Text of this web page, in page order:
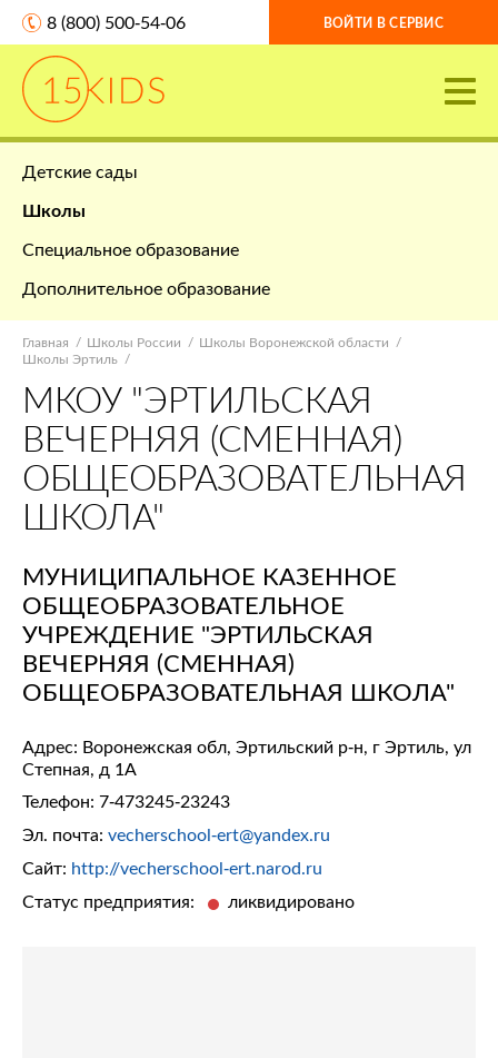
8 (800) 500-54-06 ВОЙТИ В СЕРВИС
Детские сады
Школы
Специальное образование
Дополнительное образование
Главная Школы России
Школы Воронежской области
Школы Эртиль
МКОУ "ЭРТИЛЬСКАЯ
ВЕЧЕРНЯЯ (СМЕННАЯ)
ОБЩЕОБРАЗОВАТЕЛЬНАЯ
ШКОЛА"
МУНИЦИПАЛЬНОЕ КАЗЕННОЕ
ОБЩЕОБРАЗОВАТЕЛЬНОЕ
УЧРЕЖДЕНИЕ "ЭРТИЛЬСКАЯ
ВЕЧЕРНЯЯ (СМЕННАЯ)
ОБЩЕОБРАЗОВАТЕЛЬНАЯ ШКОЛА"
Адрес: Воронежская обл, Эртильский р-н, г Эртиль, ул
Степная, д 1А
Телефон: 7-473245-23243
Эл. почта: vecherschool-ert@yandex.ru
Сайт: http://vecherschool-ert.narod.ru
Статус предприятия:
ликвидировано